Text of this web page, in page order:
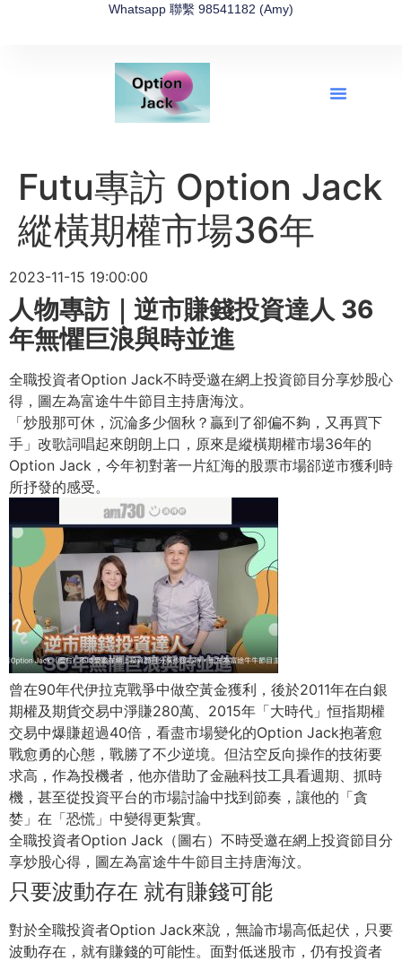
Whatsapp 聯繫 98541182 (Amy)
Futu專訪 Option Jack
縱橫期權市場36年
2023-11-15 19:00:00
人物專訪｜逆市賺錢投資達人 36
年無懼巨浪與時並進
全職投資者Option Jack不時受邀在網上投資節目分享炒股心
得， 圖左為富途牛牛節目主持唐海汶。
「炒股那可休，沉淪多少個秋？贏到了卻偏不夠，又再買下
手」 改歌詞唱起來朗朗上口，原來是縱橫期權市場36年的
Option Jack， 今年初對著一片紅海的股票市場郤逆市獲利時
所抒發的感受。
曾在90年代伊拉克戰爭中做空黃金獲利， 後於2011年在白銀
期權及期貨交易中淨賺280萬、 2015年「大時代」恒指期權
交易中爆賺超過40倍， 看盡市場變化的Option Jack抱著愈
戰愈勇的心態，戰勝了不少逆境。 但沽空反向操作的技術要
求高，作為投機者， 他亦借助了金融科技工具看週期、抓時
機， 甚至從投資平台的市場討論中找到節奏，讓他的「貪
婪」在「恐慌」 中變得更紮實。
全職投資者Option Jack（圖右）不時受邀在網上投資節目分
享炒股心得， 圖左為富途牛牛節目主持唐海汶。
只要波動存在 就有賺錢可能
對於全職投資者Option Jack來說，無論市場高低起伏，只要
波動存在， 就有賺錢的可能性。面對低迷股市，仍有投資者